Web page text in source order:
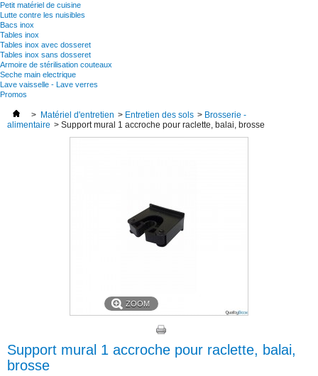
Petit matériel de cuisine
Lutte contre les nuisibles
Bacs inox
Tables inox
Tables inox avec dosseret
Tables inox sans dosseret
Armoire de stérilisation couteaux
Seche main electrique
Lave vaisselle - Lave verres
Promos
> Matériel d'entretien > Entretien des sols > Brosserie -
alimentaire > Support mural 1 accroche pour raclette, balai, brosse
ZOOM
Support mural 1 accroche pour raclette, balai,
brosse